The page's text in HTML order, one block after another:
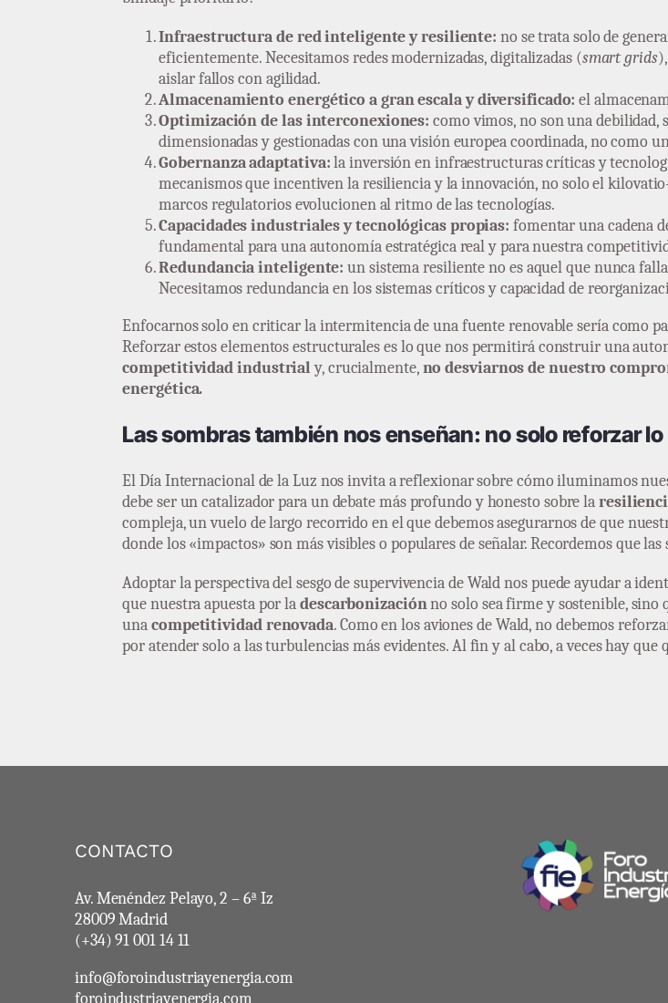
Infraestructura de red inteligente y resiliente: no se trata solo de
eficientemente. Necesitamos redes modernizadas, digitalizadas (smart grids
aislar fallos con agilidad.
Almacenamiento energético a gran escala y diversificado: el
Optimización de las interconexiones:como vimos, no son una debilidad,
dimensionadas y gestionadas con una visión europea coordinada, no como
Gobernanza adaptativa:la inversión en infraestructuras críticas y
mecanismos que incentiven la resiliencia y la innovación, no solo el
marcos regulatorios evolucionen al ritmo de las tecnologías.
Capacidades industriales y tecnológicas propias: fomentar una cadena
fundamental para una autonomía estratégica real y para nuestra
Redundancia inteligente: un sistema resiliente no es aquel que nunca
Necesitamos redundancia en los sistemas críticos y capacidad de
Enfocarnos solo en criticar la intermitencia de una fuente renovable sería como
Reforzar estos elementos estructurales es lo que nos permitirá construir una
competitividad industrialy, crucialmente,no desviarnos de nuestro
energética.
Las sombras también nos enseñan: no solo reforzar
El Día Internacional de la Luz nos invita a reflexionar sobre cómo iluminamos
debe ser un catalizador para un debate más profundo y honesto sobre la
compleja, un vuelo de largo recorrido en el que debemos asegurarnos de que
donde los «impactos» son más visibles o populares de señalar. Recordemos que
Adoptar la perspectiva del sesgo de supervivencia de Wald nos puede ayudar a
que nuestra apuesta por ladescarbonizaciónno solo sea firme y sostenible,
unacompetitividad renovada. Como en los aviones de Wald, no debemos
por atender solo a las turbulencias más evidentes. Al fin y al cabo, a veces hay
CONTACTO
Av. Menéndez Pelayo, 2 – 6ª Iz
28009 Madrid
(+34) 91 001 14 11
info@foroindustriayenergia.com
foroindustriayenergia.com